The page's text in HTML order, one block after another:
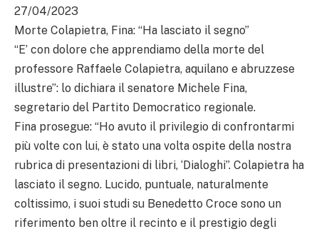
27/04/2023
Morte Colapietra, Fina: “Ha lasciato il segno”
“E’ con dolore che apprendiamo della morte del
professore Raffaele Colapietra, aquilano e abruzzese
illustre”: lo dichiara il senatore Michele Fina,
segretario del Partito Democratico regionale.
Fina prosegue: “Ho avuto il privilegio di confrontarmi
più volte con lui, è stato una volta ospite della nostra
rubrica di presentazioni di libri, ‘Dialoghi”. Colapietra ha
lasciato il segno. Lucido, puntuale, naturalmente
coltissimo, i suoi studi su Benedetto Croce sono un
riferimento ben oltre il recinto e il prestigio degli